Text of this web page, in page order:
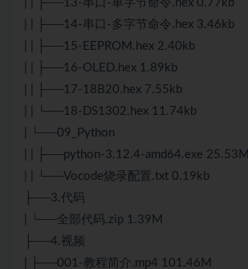
| | ├──13-串口-单字节命令.hex 0.77kb
| | ├──14-串口-多字节命令.hex 3.46kb
| | ├──15-EEPROM.hex 2.40kb
| | ├──16-OLED.hex 1.89kb
| | ├──17-18B20.hex 7.55kb
| | └──18-DS1302.hex 11.74kb
| └──09_Python
| | ├──python-3.12.4-amd64.exe 25.53M
| | └──Vocode烧录配置.txt 0.19kb
├──3.代码
| └──全部代码.zip 1.39M
├──4.视频
| ├──001-教程简介.mp4 101.46M